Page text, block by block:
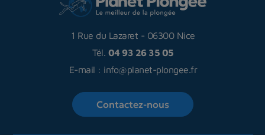
1 Rue du Lazaret - 06300 Nice
Tél. 04 93 26 35 05
E-mail : info@planet-plongee.fr
Contactez-nous